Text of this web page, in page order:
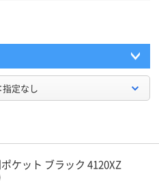
指定なし
ケット ブラック 4120XZ